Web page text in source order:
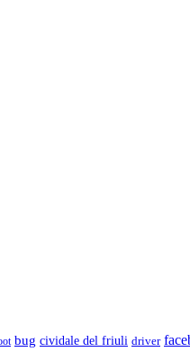
bug cividale del friuli driver